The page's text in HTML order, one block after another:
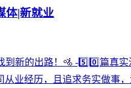
体|新就业
新的出路！🚵 -5️⃣0️⃣篇真
业经历，且追求务实做事